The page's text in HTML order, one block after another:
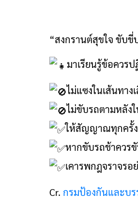
“สงกรานต์สุขใจ ขับขี่
มาเรียนรู้ข้อควร
ไม่แซงในเส้นทาง
ไม่ขับรถตามหลัง
ให้สัญญาณทุกครั้ง
หากขับรถช้าควร
เคารพกฎจราจรอ
Cr. กรมป้องกันและบร